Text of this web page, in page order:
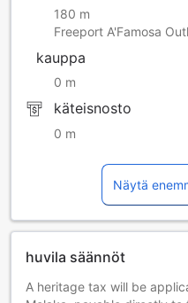
180 m
Freeport A'Famosa
kauppa
0 m
käteisnosto
0 m
Näytä
huvila säännöt
A heritage tax will be